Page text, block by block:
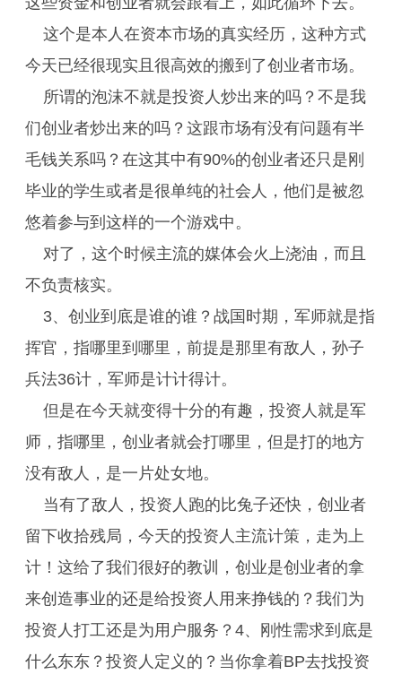
这个是本人在资本市场的真实经历，这种方式
今天已经很现实且很高效的搬到了创业者市场。
所谓的泡沫不就是投资人炒出来的吗？不是我
们创业者炒出来的吗？这跟市场有没有问题有半
毛钱关系吗？在这其中有90%的创业者还只是刚
毕业的学生或者是很单纯的社会人，他们是被忽
悠着参与到这样的一个游戏中。
对了，这个时候主流的媒体会火上浇油，而且
不负责核实。
3、创业到底是谁的谁？战国时期，军师就是指
挥官，指哪里到哪里，前提是那里有敌人，孙子
兵法36计，军师是计计得计。
但是在今天就变得十分的有趣，投资人就是军
师，指哪里，创业者就会打哪里，但是打的地方
没有敌人，是一片处女地。
当有了敌人，投资人跑的比兔子还快，创业者
留下收拾残局，今天的投资人主流计策，走为上
计！这给了我们很好的教训，创业是创业者的拿
来创造事业的还是给投资人用来挣钱的？我们为
投资人打工还是为用户服务？4、刚性需求到底是
什么东东？投资人定义的？当你拿着BP去找投资